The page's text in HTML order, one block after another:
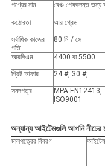
পণ্যের নাম বেঞ্চ পেষকদন্ত জন্য
কঠোরতা
আর গ্রেড
সর্বাধিক কাজের
গতি
80 মি / সে
আরপিএম 4400 বা 5500
গ্রিট আকার
24 #, 30 #,
সনদপত্র
MPA EN12413,
ISO9001
অন্যান্য আইটেমগুলি আপনি নীচের
মালপত্রের বিবরণ আইটেম